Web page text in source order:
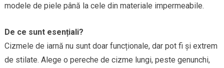
modele de piele până la cele din materiale impermeabile.
De ce sunt esențiali?
Cizmele de iarnă nu sunt doar funcționale, dar pot fi și extrem
de stilate. Alege o pereche de cizme lungi, peste genunchi,